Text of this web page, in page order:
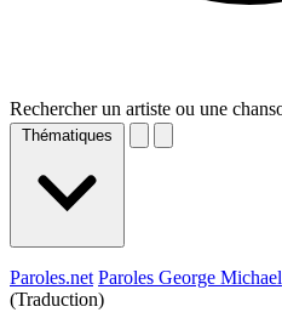
Rechercher un artiste ou une
Thématiques
Paroles.net Paroles George Michael
(Traduction)